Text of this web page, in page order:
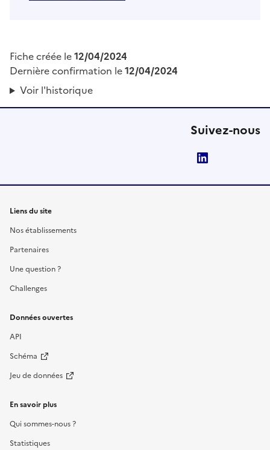
Fiche créée le12/04/2024
Dernière confirmation le12/04/2024
Voir l'historique
Suivez-nous
Liens du site
Nos établissements
Partenaires
Une question ?
Challenges
Données ouvertes
API
Schéma
Jeu de données
En savoir plus
Qui sommes-nous ?
Statistiques